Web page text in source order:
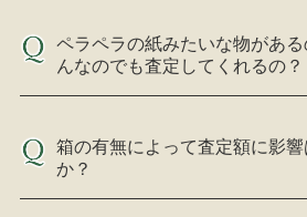
ペラペラの紙みたいな物がある
んなのでも査定してくれるの？
箱の有無によって査定額に影
か？